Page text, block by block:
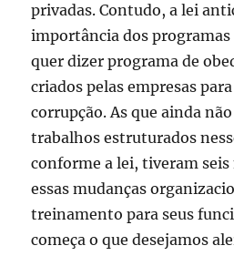
privadas. Contudo, a lei
importância dos programas
quer dizer programa de
criados pelas empresas
corrupção. As que ainda
trabalhos estruturados
conforme a lei, tiveram seis
essas mudanças
treinamento para seus
começa o que desejamos